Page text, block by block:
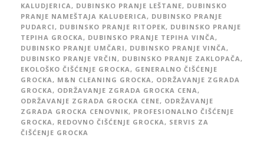
KALUDJERICA , DUBINSKO PRANJE LEŠTANE, DUBINSKO
PRANJE NAMEŠTAJA KALUĐERICA , DUBINSKO PRANJE
PUDARCI , DUBINSKO PRANJE RITOPEK, DUBINSKO PRANJE
TEPIHA GROCKA , DUBINSKO PRANJE TEPIHA VINČA ,
DUBINSKO PRANJE UMČARI , DUBINSKO PRANJE VINČA ,
DUBINSKO PRANJE VRČIN , DUBINSKO PRANJE ZAKLOPAČA ,
EKOLOŠKO ČIŠĆENJE GROCKA , GENERALNO ČIŠĆENJE
GROCKA , M&N CLEANING GROCKA , ODRŽAVANJE ZGRADA
GROCKA , ODRŽAVANJE ZGRADA GROCKA CENA ,
ODRŽAVANJE ZGRADA GROCKA CENE, ODRŽAVANJE
ZGRADA GROCKA CENOVNIK, PROFESIONALNO ČIŠĆENJE
GROCKA , REDOVNO ČIŠĆENJE GROCKA , SERVIS ZA
ČIŠĆENJE GROCKA